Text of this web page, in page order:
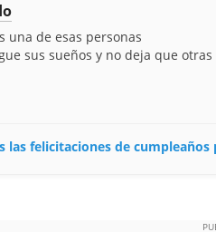
una de esas personas
sus sueños y no deja que otras
las felicitaciones de cumpleaños